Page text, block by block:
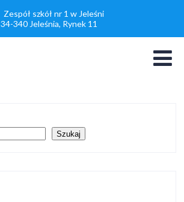
Zespół szkół nr 1 w Jeleśni
34-340 Jeleśnia, Rynek 11
Szukaj